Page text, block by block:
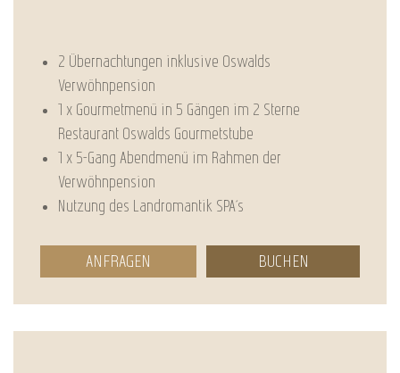
2 Übernachtungen inklusive Oswalds
Verwöhnpension
1 x Gourmetmenü in 5 Gängen im 2 Sterne
Restaurant Oswalds Gourmetstube
1 x 5-Gang Abendmenü im Rahmen der
Verwöhnpension
Nutzung des Landromantik SPA´s
BUCHEN
ANFRAGEN